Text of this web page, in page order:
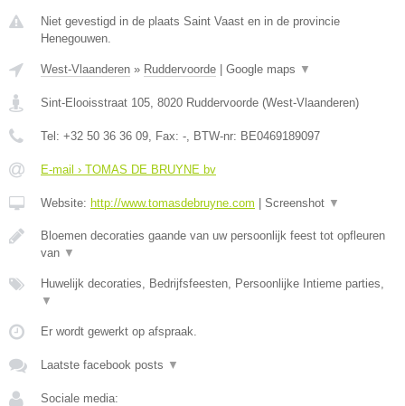
Niet gevestigd in de plaats Saint Vaast en in de provincie
Henegouwen.
West-Vlaanderen » Ruddervoorde Google maps ▼
Sint-Elooisstraat 105, 8020 Ruddervoorde (West-Vlaanderen)
Tel: +32 50 36 36 09, Fax: -, BTW-nr: BE0469189097
E-mail › TOMAS DE BRUYNE bv
Website: http://www.tomasdebruyne.com Screenshot ▼
Bloemen decoraties gaande van uw persoonlijk feest tot opfleuren
van ▼
Huwelijk decoraties, Bedrijfsfeesten, Persoonlijke Intieme parties,
▼
Er wordt gewerkt op afspraak.
Laatste facebook posts ▼
Sociale media: